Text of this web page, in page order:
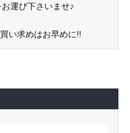
運び下さいませ♪
い求めはお早めに!!